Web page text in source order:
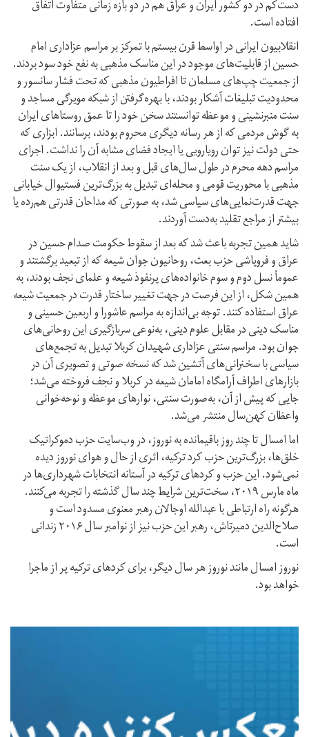
دست‌کم در دو کشور ایران و عراق هم در دو بازه‌ زمانی متفاوت اتفاق
افتاده است.
انقلابیون ایرانی در اواسط قرن بیستم با تمرکز بر مراسم عزاداری امام
حسین از قابلیت‌های موجود در این مناسک مذهبی به نفع خود سود بردند.
از جمعیت چپ‌های مسلمان تا افراطیون مذهبی که تحت‌ فشار سانسور و
محدودیت تبلیغات آشکار بودند، با بهره‌گرفتن از شبکه مویرگی مساجد و
سنت منبرنشینی و موعظه توانستند سخن خود را تا عمق روستاهای ایران
به گوش مردمی که از هر رسانه‌ دیگری محروم بودند، برسانند. ابزاری که
حتی دولت نیز توان رویارویی یا ایجاد فضای مشابه آن را نداشت. اجرای
مراسم دهه محرم در طول سال‌های قبل و بعد از انقلاب، از یک سنت
مذهبی با محوریت قومی و محله‌ای تبدیل به بزرگ‌ترین فستیوال خیابانی
جهت قدرت‌نمایی‌های سیاسی شد، به صورتی که مداحان قدرتی هم‌رده یا
بیشتر از مراجع تقلید به‌دست آوردند.
شاید همین تجربه باعث شد که بعد از سقوط حکومت صدام حسین در
عراق و فروپاشی حزب بعث، روحانیون جوان شیعه که از تبعید برگشتند و
عموماً نسل دوم و سوم خانواده‌های پرنفوذ شیعه و علمای نجف بودند، به
همین شکل، از این فرصت در جهت تغییر ساختار قدرت در جمعیت شیعه
عراق استفاده کنند. توجه بی‌اندازه به مراسم عاشورا و اربعین حسینی و
مناسک دینی در مقابل علوم دینی، به‌نوعی سربازگیری این روحانی‌های
جوان بود. مراسم سنتی عزاداری شهیدان کربلا تبدیل به تجمع‌های
سیاسی با سخنرانی‌های آتشین شد که نسخه‌ صوتی و تصویری آن در
بازارهای اطراف آرامگاه امامان شیعه در کربلا و نجف فروخته می‌شد؛
جایی که پیش از آن، به‌صورت سنتی، نوارهای موعظه و نوحه‌خوانی
واعظان کهن‌سال منتشر می‌شد.
اما امسال تا چند روز باقیمانده به نوروز، در وب‌سایت حزب دموکراتیک
خلق‌ها، بزرگ‌ترین حزب کرد ترکیه، اثری از حال و هوای نوروز دیده
نمی‌شود. این حزب و کردهای ترکیه در آستانه انتخابات شهرداری‌ها در
ماه مارس ۲۰۱۹، سخت‌ترین شرایط چند سال گذشته را تجربه می‌کنند.
هرگونه راه ارتباطی با عبدالله اوجالان رهبر معنوی مسدود است و
صلاح‌الدین دمیرتاش، رهبر این حزب نیز از نوامبر سال ۲۰۱۶ زندانی
است.
نوروز امسال مانند نوروز هر سال دیگر، برای کردهای ترکیه پر از ماجرا
خواهد بود.